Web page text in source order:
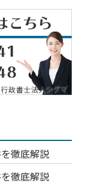
徹底解説
徹底解説